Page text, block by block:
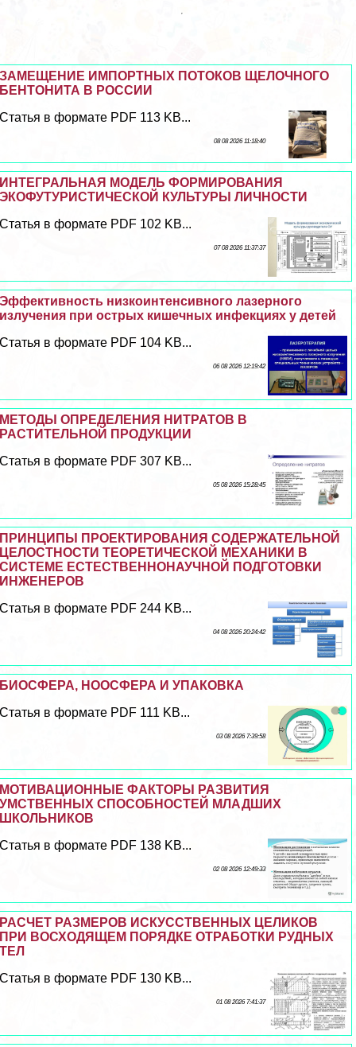
ЗАМЕЩЕНИЕ ИМПОРТНЫХ ПОТОКОВ ЩЕЛОЧНОГО
БЕНТОНИТА В РОССИИ
Статья в формате PDF 113 KB...
08 08 2026 11:18:40
ИНТЕГРАЛЬНАЯ МОДЕЛЬ ФОРМИРОВАНИЯ
ЭКОФУТУРИСТИЧЕСКОЙ КУЛЬТУРЫ ЛИЧНОСТИ
Статья в формате PDF 102 KB...
07 08 2026 11:37:37
Эффективность низкоинтенсивного лазерного
излучения при острых кишечных инфекциях у детей
Статья в формате PDF 104 KB...
06 08 2026 12:19:42
МЕТОДЫ ОПРЕДЕЛЕНИЯ НИТРАТОВ В
РАСТИТЕЛЬНОЙ ПРОДУКЦИИ
Статья в формате PDF 307 KB...
05 08 2026 15:28:45
ПРИНЦИПЫ ПРОЕКТИРОВАНИЯ СОДЕРЖАТЕЛЬНОЙ
ЦЕЛОСТНОСТИ ТЕОРЕТИЧЕСКОЙ МЕХАНИКИ В
СИСТЕМЕ ЕСТЕСТВЕННОНАУЧНОЙ ПОДГОТОВКИ
ИНЖЕНЕРОВ
Статья в формате PDF 244 KB...
04 08 2026 20:24:42
БИОСФЕРА, НООСФЕРА И УПАКОВКА
Статья в формате PDF 111 KB...
03 08 2026 7:39:58
МОТИВАЦИОННЫЕ ФАКТОРЫ РАЗВИТИЯ
УМСТВЕННЫХ СПОСОБНОСТЕЙ МЛАДШИХ
ШКОЛЬНИКОВ
Статья в формате PDF 138 KB...
02 08 2026 12:49:33
РАСЧЕТ РАЗМЕРОВ ИСКУССТВЕННЫХ ЦЕЛИКОВ
ПРИ ВОСХОДЯЩЕМ ПОРЯДКЕ ОТРАБОТКИ РУДНЫХ
ТЕЛ
Статья в формате PDF 130 KB...
01 08 2026 7:41:37